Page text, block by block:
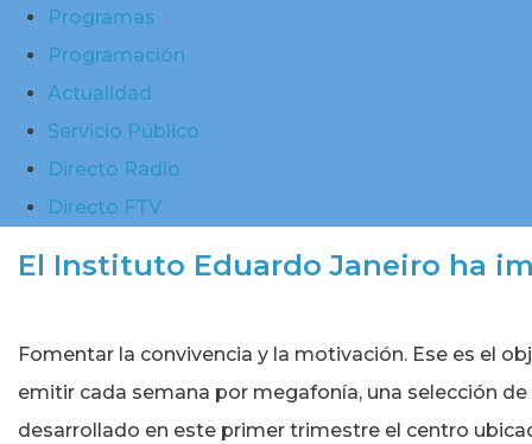
Programas
Programación
Actualidad
Servicio Público
Directo Radio
Directo FTV
El Instituto Eduardo Janeiro ha
Fomentar la convivencia y la motivación. Ese es el
emitir cada semana por megafonía, una selección
desarrollado en este primer trimestre el centro